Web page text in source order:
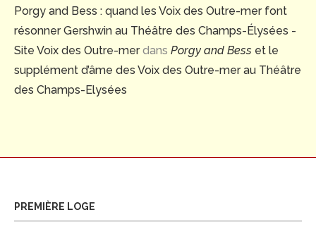
Porgy and Bess : quand les Voix des Outre-mer font
résonner Gershwin au Théâtre des Champs-Élysées -
Site Voix des Outre-merdans Porgy and Bess et le
supplément d’âme des Voix des Outre-mer au Théâtre
des Champs-Elysées
PREMIÈRE LOGE